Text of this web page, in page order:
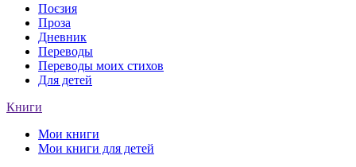
Поєзия
Проза
Дневник
Переводы
Переводы моих стихов
Для детей
Книги
Мои книги
Мои книги для детей